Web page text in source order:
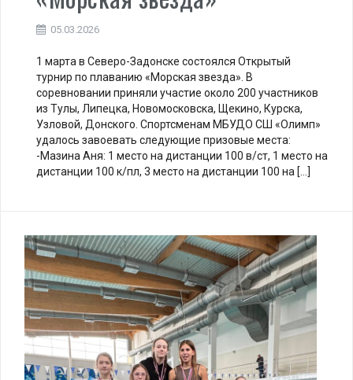
05.03.2026
1 марта в Северо-Задонске состоялся Открытый
турнир по плаванию «Морская звезда». В
соревновании приняли участие около 200 участников
из Тулы, Липецка, Новомосковска, Щекино, Курска,
Узловой, Донского. Спортсменам МБУДО СШ «Олимп»
удалось завоевать следующие призовые места:
-Мазина Аня: 1 место на дистанции 100 в/ст, 1 место на
дистанции 100 к/пл, 3 место на дистанции 100 на […]